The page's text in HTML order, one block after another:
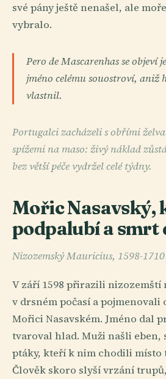
své pány ještě nenašel, ale
vybralo.
Pero de Mascarenhas se objeví
jméno celému souostroví, aniž
vlastnil.
Portugalci zacházeli s obřími
spížemi na maso: živý náklad
bez větší péče vydržel celé týdny.
Mořic Nasavský,
podpalubí a smrt
Nizozemský Mauricius, 1598-1710
V září 1598 přirazili
v drsném počasí a
Mořici Nasavském. Jméno dal
tvaroval hlad. Muži našli eben,
ptáky, kteří k nim chodili místo
Člověk skoro slyší vrzání